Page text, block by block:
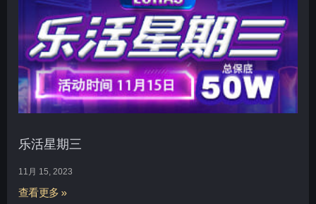
乐活星期三
11月 15, 2023
查看更多 »